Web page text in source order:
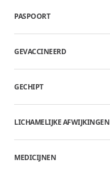
PASPOORT
GEVACCINEERD
GECHIPT
LICHAMELIJKE AFWIJKINGEN
MEDICIJNEN